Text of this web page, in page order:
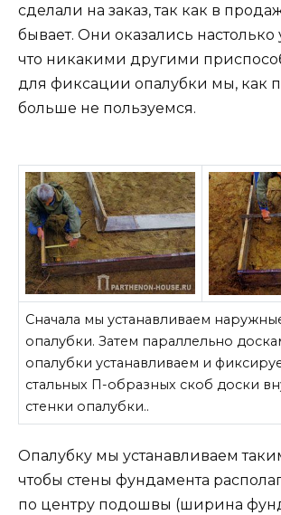
сделали на заказ, так как в
бывает. Они оказались
что никакими другими
для фиксации опалубки мы, как
больше не пользуемся.
Сначала мы устанавливаем
опалубки. Затем параллельно
опалубки устанавливаем и
стальных П-образных скоб доски
стенки опалубки..
Опалубку мы устанавливаем
чтобы стены фундамента
по центру подошвы (ширина